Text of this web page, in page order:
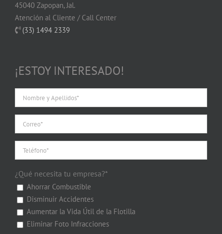
45040 Zapopan, Jal.
Atención al Cliente / Call Center
(33) 1494 2339
¡ESTOY INTERESADO!
¿Qué necesita tu empresa?*
Ahorrar Combustible
Disminuir Accidentes
Aumentar la Vida Útil de la Flotilla
Eliminar Foto Infracciones